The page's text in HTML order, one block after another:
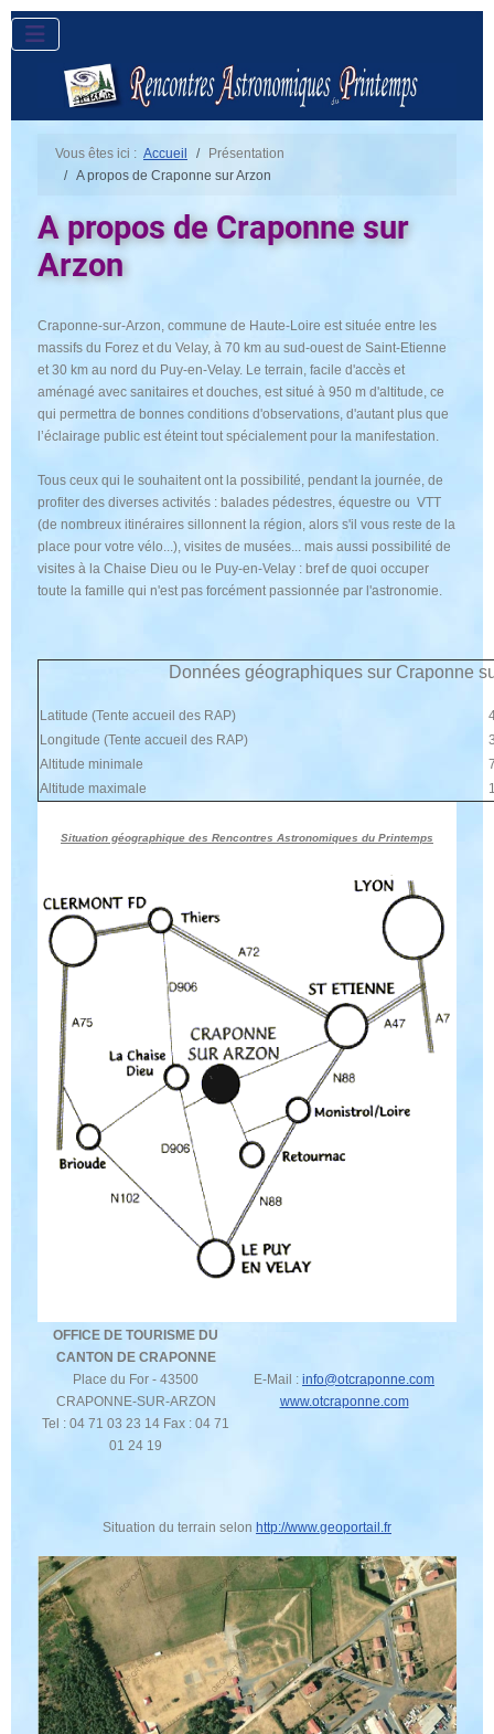
Vous êtes ici : Accueil
Présentation
A propos de Craponne sur Arzon
A propos de Craponne sur
Arzon
Craponne-sur-Arzon, commune de Haute-Loire est située entre les
massifs du Forez et du Velay, à 70 km au sud-ouest de Saint-Etienne
et 30 km au nord du Puy-en-Velay. Le terrain, facile d'accès et
aménagé avec sanitaires et douches, est situé à 950 m d'altitude, ce
qui permettra de bonnes conditions d'observations, d'autant plus que
l’éclairage public est éteint tout spécialement pour la manifestation.
Tous ceux qui le souhaitent ont la possibilité, pendant la journée, de
profiter des diverses activités : balades pédestres, équestre ou VTT
(de nombreux itinéraires sillonnent la région, alors s'il vous reste de la
place pour votre vélo...), visites de musées... mais aussi possibilité de
visites à la Chaise Dieu ou le Puy-en-Velay : bref de quoi occuper
toute la famille qui n'est pas forcément passionnée par l'astronomie.
Données géographiques sur Craponne
Latitude (Tente accueil des RAP)
Longitude (Tente accueil des RAP)
Altitude minimale
Altitude maximale
Situation géographique des Rencontres Astronomiques du Printemps
OFFICE DE TOURISME DU
CANTON DE CRAPONNE
Place du For - 43500
CRAPONNE-SUR-ARZON
Tel : 04 71 03 23 14 Fax : 04 71
01 24 19
E-Mail : info@otcraponne.com
www.otcraponne.com
Situation du terrain selon http://www.geoportail.fr